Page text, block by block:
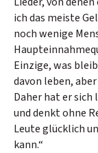
ich das meiste
noch wenige
Einzige, was
davon leben,
Daher hat er
und denkt ohne
Leute glücklich
kann.“